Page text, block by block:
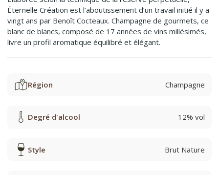
Éternelle Création est l’aboutissement d’un travail initié il y a
vingt ans par Benoît Cocteaux. Champagne de gourmets, ce
blanc de blancs, composé de 17 années de vins millésimés,
livre un profil aromatique équilibré et élégant.
Région Champagne
Degré d'alcool 12% vol
Style Brut Nature